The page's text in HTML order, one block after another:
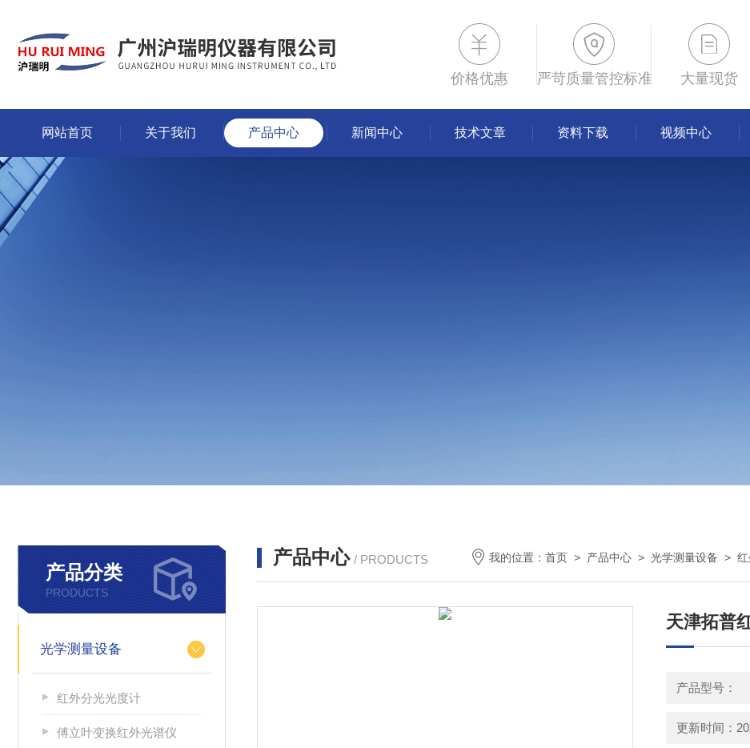
价格优惠 严苛质量管控标准 大量现货
网站首页 关于我们 产品中心 新闻中心 技术文章 资料下载 视频中心
产品分类
PRODUCTS
光学测量设备
红外分光光度计
傅立叶变换红外光谱仪
产品中心 / PRODUCTS 我的位置： 首页 > 产品中心 > 光学测量设备 >
天津拓普
产品型号：
更新时间：